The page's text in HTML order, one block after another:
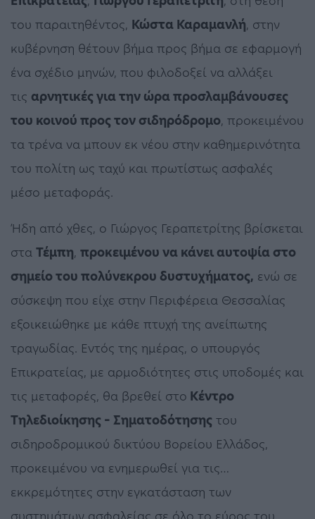
του παραιτηθέντος, Κώστα Καραμανλή, στην
κυβέρνηση θέτουν βήμα προς βήμα σε εφαρμογή
ένα σχέδιο μηνών, που φιλοδοξεί να αλλάξει
τις αρνητικές για την ώρα προσλαμβάνουσες
του κοινού προς τον σιδηρόδρομο, προκειμένου
τα τρένα να μπουν εκ νέου στην καθημερινότητα
του πολίτη ως ταχύ και πρωτίστως ασφαλές
μέσο μεταφοράς.
Ήδη από χθες, ο Γιώργος Γεραπετρίτης βρίσκεται
στα Τέμπη, προκειμένου να κάνει αυτοψία στο
σημείο του πολύνεκρου δυστυχήματος, ενώ σε
σύσκεψη που είχε στην Περιφέρεια Θεσσαλίας
εξοικειώθηκε με κάθε πτυχή της ανείπωτης
τραγωδίας. Εντός της ημέρας, ο υπουργός
Επικρατείας, με αρμοδιότητες στις υποδομές και
τις μεταφορές, θα βρεθεί στο Κέντρο
Τηλεδιοίκησης – Σηματοδότησης του
σιδηροδρομικού δικτύου Βορείου Ελλάδος,
προκειμένου να ενημερωθεί για τις…
εκκρεμότητες στην εγκατάσταση των